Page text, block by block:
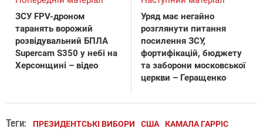
ЗСУ FPV-дроном
таранять ворожий
розвідувальний БПЛА
Supercam S350 у небі на
Херсонщині – відео
Уряд має негайно
розглянути питання
посилення ЗСУ,
фортифікацій, бюджету
та заборони московської
церкви – Геращенко
Теги: ПРЕЗИДЕНТСЬКІ ВИБОРИ США КАМАЛА ГАРРІС